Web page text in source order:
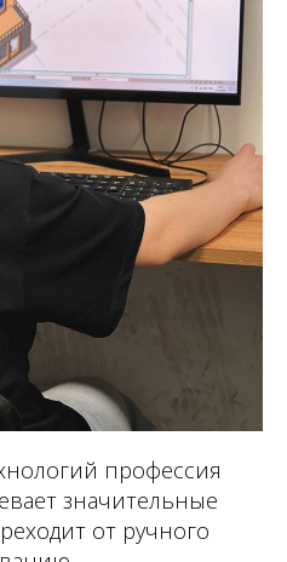
профессия
значительные
от ручного